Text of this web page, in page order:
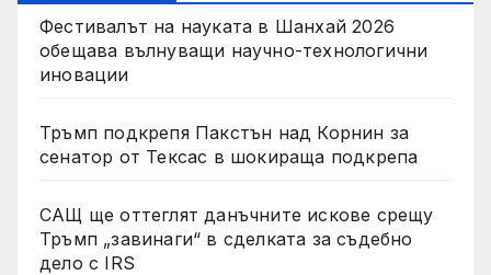
Фестивалът на науката в Шанхай 2026
обещава вълнуващи научно-технологични
иновации
Тръмп подкрепя Пакстън над Корнин за
сенатор от Тексас в шокираща подкрепа
САЩ ще оттеглят данъчните искове срещу
Тръмп „завинаги“ в сделката за съдебно
дело с IRS